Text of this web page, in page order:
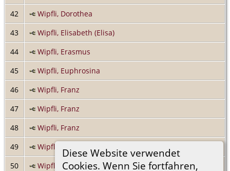
Diese Website verwendet
Cookies. Wenn Sie fortfahren,
42
Wipfli, Dorothea
43
Wipfli, Elisabeth (Elisa)
44
Wipfli, Erasmus
45
Wipfli, Euphrosina
46
Wipfli, Franz
47
Wipfli, Franz
48
Wipfli, Franz
49
Wipfli, Franz
50
Wipfli, Franz Josef